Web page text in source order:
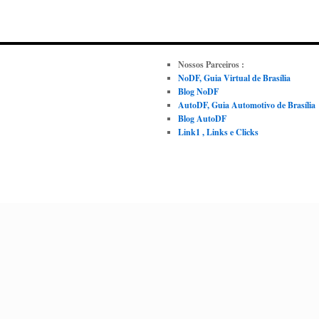
Nossos Parceiros :
NoDF, Guia Virtual de Brasília
Blog NoDF
AutoDF, Guia Automotivo de Brasília
Blog AutoDF
Link1 , Links e Clicks